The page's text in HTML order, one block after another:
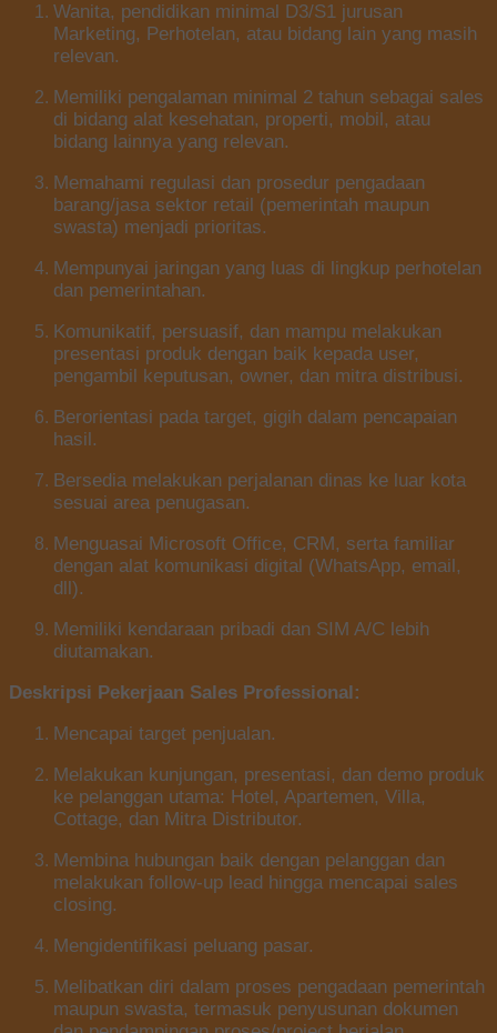
Wanita, pendidikan minimal D3/S1 jurusan
Marketing, Perhotelan, atau bidang lain yang masih
relevan.
Memiliki pengalaman minimal 2 tahun sebagai sales
di bidang alat kesehatan, properti, mobil, atau
bidang lainnya yang relevan.
Memahami regulasi dan prosedur pengadaan
barang/jasa sektor retail (pemerintah maupun
swasta) menjadi prioritas.
Mempunyai jaringan yang luas di lingkup perhotelan
dan pemerintahan.
Komunikatif, persuasif, dan mampu melakukan
presentasi produk dengan baik kepada user,
pengambil keputusan, owner, dan mitra distribusi.
Berorientasi pada target, gigih dalam pencapaian
hasil.
Bersedia melakukan perjalanan dinas ke luar kota
sesuai area penugasan.
Menguasai Microsoft Office, CRM, serta familiar
dengan alat komunikasi digital (WhatsApp, email,
dll).
Memiliki kendaraan pribadi dan SIM A/C lebih
diutamakan.
Deskripsi Pekerjaan Sales Professional:
Mencapai target penjualan.
Melakukan kunjungan, presentasi, dan demo produk
ke pelanggan utama: Hotel, Apartemen, Villa,
Cottage, dan Mitra Distributor.
Membina hubungan baik dengan pelanggan dan
melakukan follow-up lead hingga mencapai sales
closing.
Mengidentifikasi peluang pasar.
Melibatkan diri dalam proses pengadaan pemerintah
maupun swasta, termasuk penyusunan dokumen